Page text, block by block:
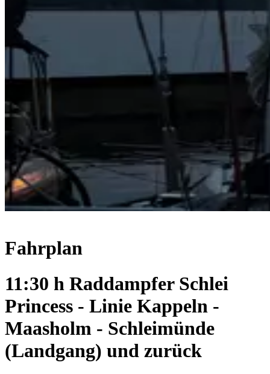
Fahrplan
11:30 h Raddampfer Schlei
Princess - Linie Kappeln -
Maasholm - Schleimünde
(Landgang) und zurück